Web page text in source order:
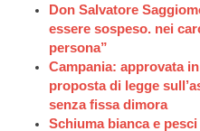
Don Salvatore
essere sospeso. nei
persona”
Campania: approvata
proposta di legge
senza fissa dimora
Schiuma bianca e